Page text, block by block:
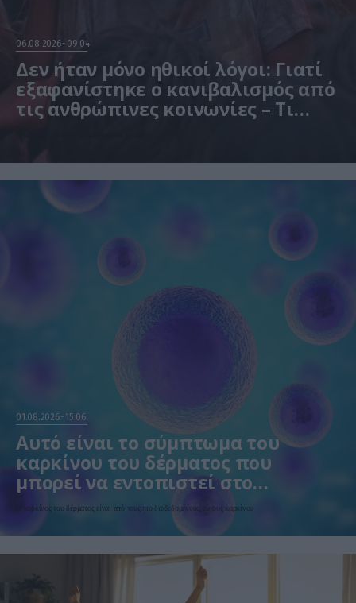
06.08.2026 09:04
Δεν ήταν μόνο ηθικοί λόγοι: Γιατί
εξαφανίστηκε ο κανιβαλισμός από
τις ανθρώπινες κοινωνίες – Τι
01.08.2026 15:06
Αυτό είναι το σύμπτωμα του
καρκίνου του δέρματος που
μπορεί να εντοπιστεί στο
κομμωτήριο! – Τι δείχνει νέα
έρευνα
Ο καρκίνος του δέρματος είναι από τους πιο διαδεδομένους τύπους καρκίνου